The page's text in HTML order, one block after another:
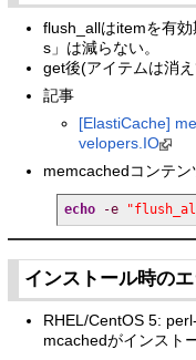
flush_allはitemを有
s」は減らない。
get後(アイテムは消
記事
[ElastiCache]
velopers.IO
memcachedコンテン
echo -e
インストール時の
RHEL/CentOS 5:
mcachedがインスト